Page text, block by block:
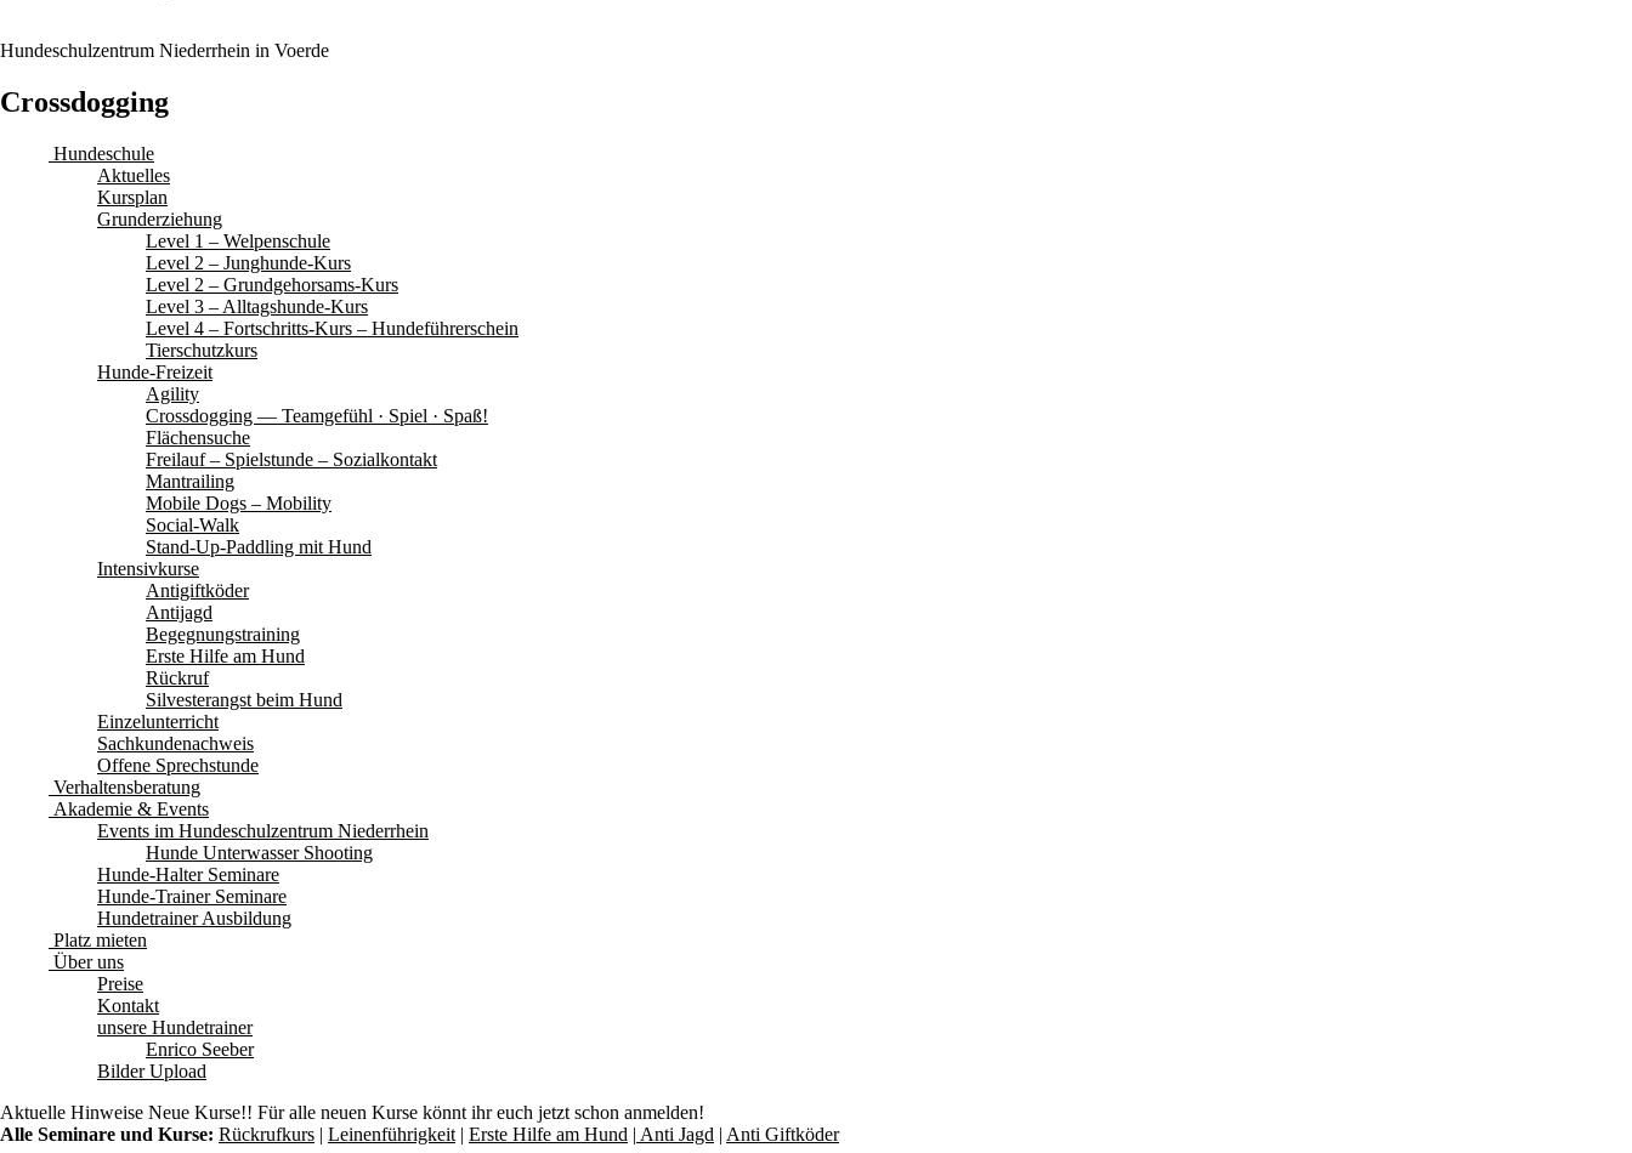
Hundeschulzentrum Niederrhein in Voerde
Crossdogging
Hundeschule
Aktuelles
Kursplan
Grunderziehung
Level 1 – Welpenschule
Level 2 – Junghunde-Kurs
Level 2 – Grundgehorsams-Kurs
Level 3 – Alltagshunde-Kurs
Level 4 – Fortschritts-Kurs – Hundeführerschein
Tierschutzkurs
Hunde-Freizeit
Agility
Crossdogging — Teamgefühl · Spiel · Spaß!
Flächensuche
Freilauf – Spielstunde – Sozialkontakt
Mantrailing
Mobile Dogs – Mobility
Social-Walk
Stand-Up-Paddling mit Hund
Intensivkurse
Antigiftköder
Antijagd
Begegnungstraining
Erste Hilfe am Hund
Rückruf
Silvesterangst beim Hund
Einzelunterricht
Sachkundenachweis
Offene Sprechstunde
Verhaltensberatung
Akademie & Events
Events im Hundeschulzentrum Niederrhein
Hunde Unterwasser Shooting
Hunde-Halter Seminare
Hunde-Trainer Seminare
Hundetrainer Ausbildung
Platz mieten
Über uns
Preise
Kontakt
unsere Hundetrainer
Enrico Seeber
Bilder Upload
Aktuelle Hinweise Neue Kurse!! Für alle neuen Kurse könnt ihr euch jetzt schon anmelden!
Alle Seminare und Kurse: Rückrufkurs | Leinenführigkeit | Erste Hilfe am Hund | Anti Jagd | Anti Giftköder